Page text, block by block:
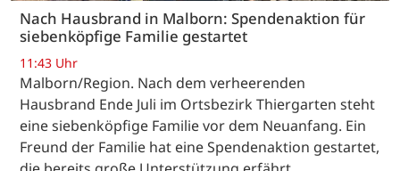
Nach Hausbrand in Malborn: Spendenaktion für
siebenköpfige Familie gestartet
11:43 Uhr
Malborn/Region. Nach dem verheerenden
Hausbrand Ende Juli im Ortsbezirk Thiergarten steht
eine siebenköpfige Familie vor dem Neuanfang. Ein
Freund der Familie hat eine Spendenaktion gestartet,